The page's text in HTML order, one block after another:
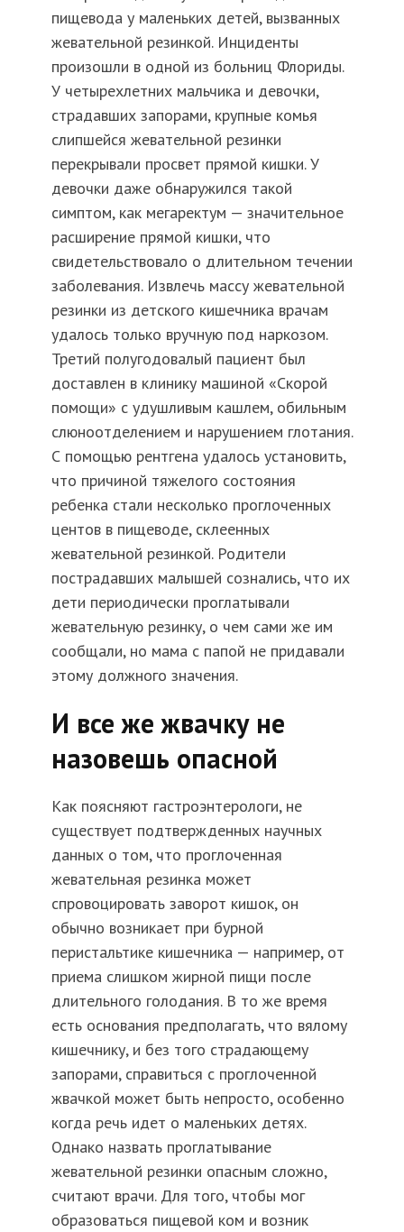
пищевода у маленьких детей, вызванных
жевательной резинкой. Инциденты
произошли в одной из больниц Флориды.
У четырехлетних мальчика и девочки,
страдавших запорами, крупные комья
слипшейся жевательной резинки
перекрывали просвет прямой кишки. У
девочки даже обнаружился такой
симптом, как мегаректум — значительное
расширение прямой кишки, что
свидетельствовало о длительном течении
заболевания. Извлечь массу жевательной
резинки из детского кишечника врачам
удалось только вручную под наркозом.
Третий полугодовалый пациент был
доставлен в клинику машиной «Скорой
помощи» с удушливым кашлем, обильным
слюноотделением и нарушением глотания.
С помощью рентгена удалось установить,
что причиной тяжелого состояния
ребенка стали несколько проглоченных
центов в пищеводе, склеенных
жевательной резинкой. Родители
пострадавших малышей сознались, что их
дети периодически проглатывали
жевательную резинку, о чем сами же им
сообщали, но мама с папой не придавали
этому должного значения.
И все же жвачку не
назовешь опасной
Как поясняют гастроэнтерологи, не
существует подтвержденных научных
данных о том, что проглоченная
жевательная резинка может
спровоцировать заворот кишок, он
обычно возникает при бурной
перистальтике кишечника — например, от
приема слишком жирной пищи после
длительного голодания. В то же время
есть основания предполагать, что вялому
кишечнику, и без того страдающему
запорами, справиться с проглоченной
жвачкой может быть непросто, особенно
когда речь идет о маленьких детях.
Однако назвать проглатывание
жевательной резинки опасным сложно,
считают врачи. Для того, чтобы мог
образоваться пищевой ком и возник